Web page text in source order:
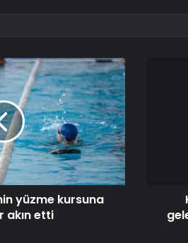
yüzme kursuna
akın etti